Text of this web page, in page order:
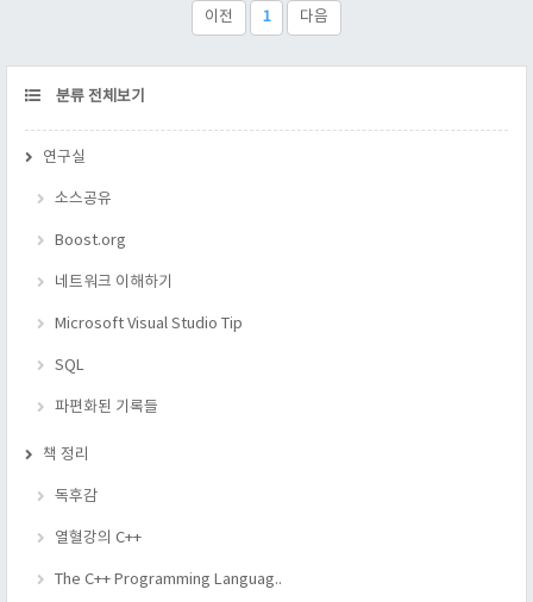
성이다. 즉, int == delegate 이고 virtual == event 이다. event 는
delegate에 특정한 속성을 ..
이전 1 다음
CATEGORY
분류 전체보기
연구실
소스공유
Boost.org
네트워크 이해하기
Microsoft Visual Studio Tip
SQL
파편화된 기록들
책 정리
독후감
열혈강의 C++
The C++ Programming Languag..